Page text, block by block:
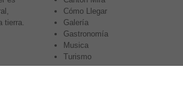
tierra.
Cómo Llegar
Galería
Gastronomía
Musica
Turismo